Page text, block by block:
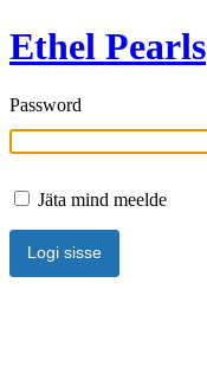
Ethel Pearls
Password
Jäta mind meelde